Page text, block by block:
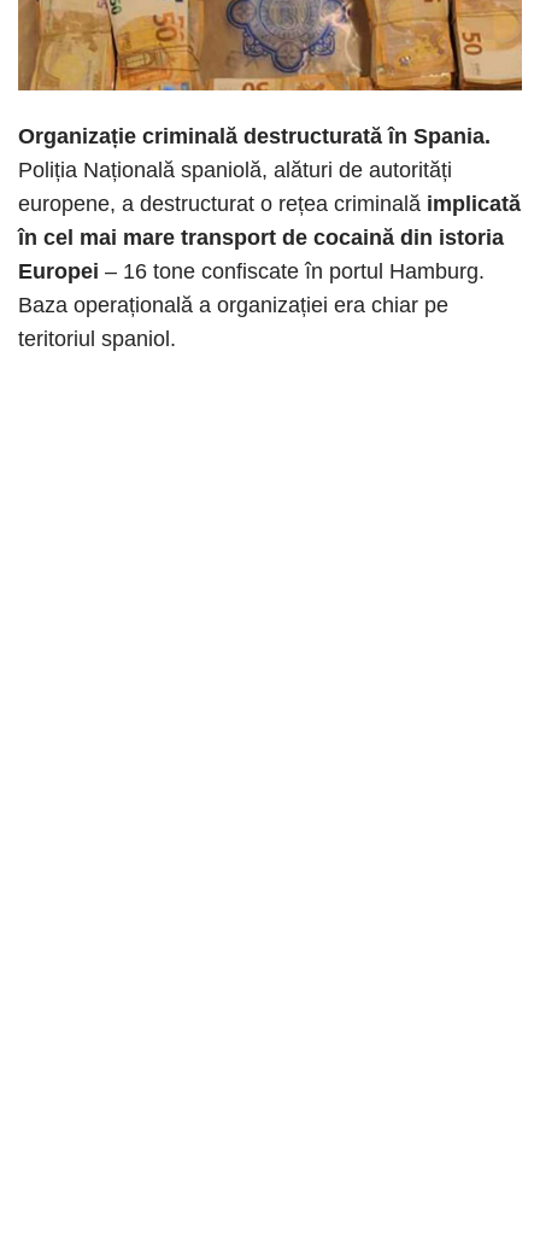
Organizație criminală destructurată în Spania.
Poliția Națională spaniolă, alături de autorități
europene, a destructurat o rețea criminală implicată
în cel mai mare transport de cocaină din istoria
Europei – 16 tone confiscate în portul Hamburg.
Baza operațională a organizației era chiar pe
teritoriul spaniol.